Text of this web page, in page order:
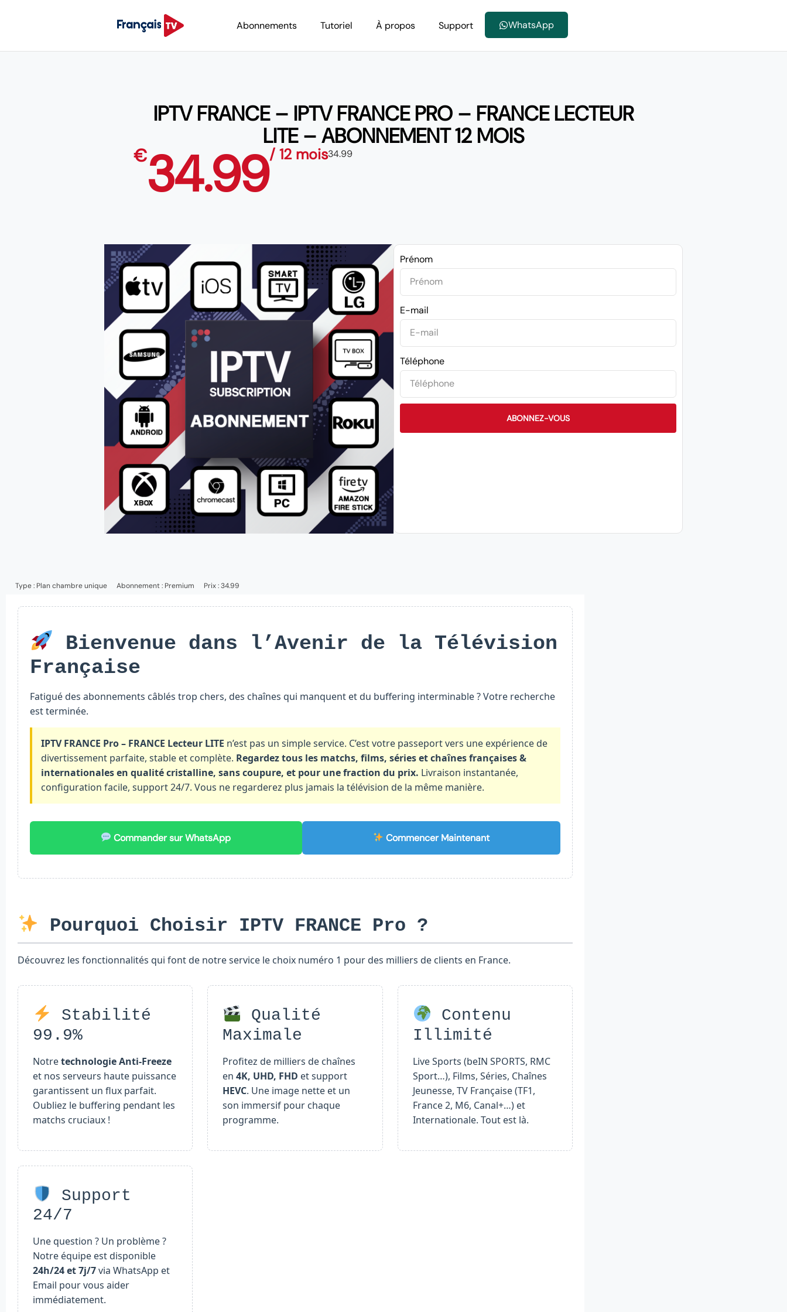
Abonnements Tutoriel À propos Support WhatsApp
IPTV FRANCE – IPTV FRANCE PRO – FRANCE LECTEUR
LITE – ABONNEMENT 12 MOIS
€34.99/ 12 mois34.99
Prénom
E-mail
Téléphone
ABONNEZ-VOUS
Type : Plan chambre unique Abonnement : Premium Prix : 34.99
Bienvenue dans l’Avenir de la Télévision
Française
Fatigué des abonnements câblés trop chers, des chaînes qui manquent et du buffering interminable ? Votre recherche
est terminée.
IPTV FRANCE Pro – FRANCE Lecteur LITE n’est pas un simple service. C’est votre passeport vers une expérience de
divertissement parfaite, stable et complète. Regardez tous les matchs, films, séries et chaînes françaises &
internationales en qualité cristalline, sans coupure, et pour une fraction du prix. Livraison instantanée,
configuration facile, support 24/7. Vous ne regarderez plus jamais la télévision de la même manière.
Commander sur WhatsApp Commencer Maintenant
Pourquoi Choisir IPTV FRANCE Pro ?
Découvrez les fonctionnalités qui font de notre service le choix numéro 1 pour des milliers de clients en France.
Stabilité
99.9%
Notretechnologie Anti-Freeze
et nos serveurs haute puissance
garantissent un flux parfait.
Oubliez le buffering pendant les
matchs cruciaux !
Qualité
Maximale
Profitez de milliers de chaînes
en4K, UHD, FHD et support
HEVC. Une image nette et un
son immersif pour chaque
programme.
Contenu
Illimité
Live Sports (beIN SPORTS, RMC
Sport…), Films, Séries, Chaînes
Jeunesse, TV Française (TF1,
France 2, M6, Canal+…) et
Internationale. Tout est là.
Support
24/7
Une question ? Un problème ?
Notre équipe est disponible
24h/24 et 7j/7via WhatsApp et
Email pour vous aider
immédiatement.